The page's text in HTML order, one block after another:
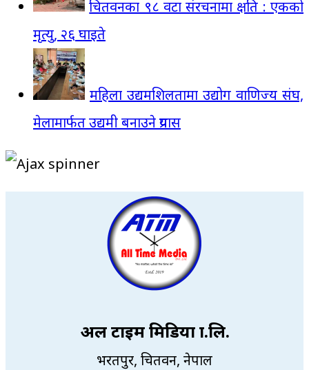
चितवनका ९८ वटा संरचनामा क्षति : एकको
मृत्यु, २६ घाइते
महिला उद्यमशिलतामा उद्योग वाणिज्य संघ,
मेलामार्फत उद्यमी बनाउने प्रयास
अल टाइम मिडिया प्रा.लि.
भरतपुर, चितवन, नेपाल